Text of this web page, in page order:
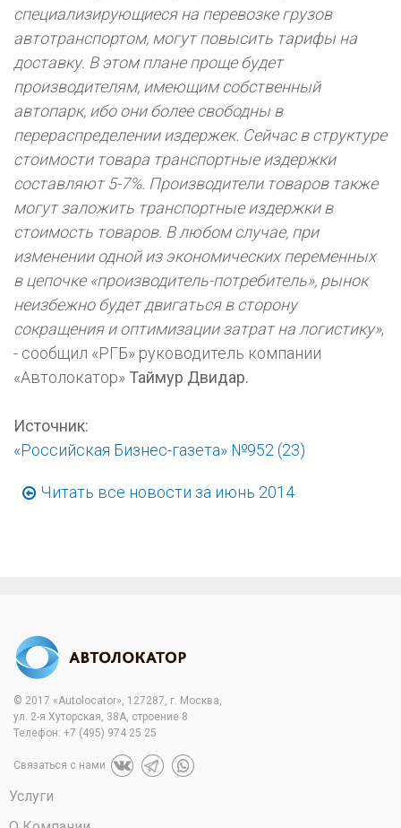
специализирующиеся на перевозке грузов
автотранспортом, могут повысить тарифы на
доставку. В этом плане проще будет
производителям, имеющим собственный
автопарк, ибо они более свободны в
перераспределении издержек. Сейчас в структуре
стоимости товара транспортные издержки
составляют 5-7%. Производители товаров также
могут заложить транспортные издержки в
стоимость товаров. В любом случае, при
изменении одной из экономических переменных
в цепочке «производитель-потребитель», рынок
неизбежно будет двигаться в сторону
сокращения и оптимизации затрат на логистику»,
- сообщил «РГБ» руководитель компании
«Автолокатор» Таймур Двидар.
Источник:
«Российская Бизнес-газета» №952 (23)
Читать все новости за июнь 2014
© 2017 «Autolocator», 127287, г. Москва,
ул. 2-я Хуторская, 38А, строение 8
Телефон: +7 (495) 974 25 25
Связаться с нами
Услуги